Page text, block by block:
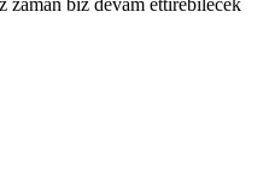
zaman biz devam ettirebilecek